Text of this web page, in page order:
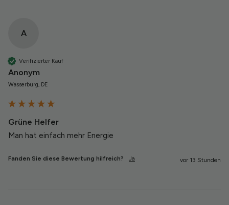
A
Verifizierter Kauf
Anonym
Wasserburg, DE
Grüne Helfer
Man hat einfach mehr Energie
Fanden Sie diese Bewertung hilfreich? Ja vor 13 Stunden